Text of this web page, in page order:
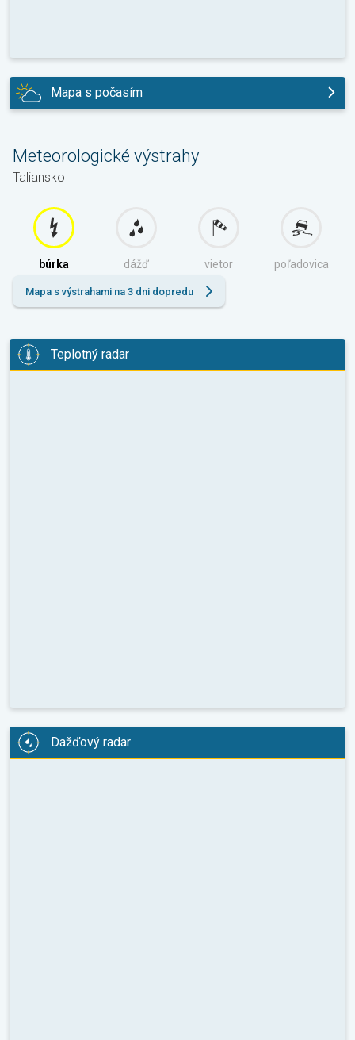
Mapa s počasím
Meteorologické výstrahy
Taliansko
búrka dážď vietor poľadovica
Mapa s výstrahami na 3 dni dopredu
Teplotný radar
Dažďový radar